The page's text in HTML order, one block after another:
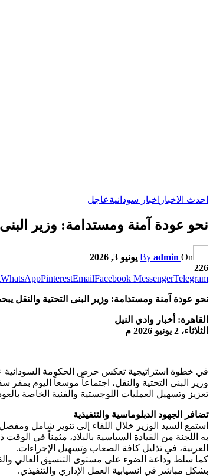
احدث الاخبار اخبار سودانيةعاجل
نحو عودة آمنة ومستدامة: وزير
By admin On
يونيو 3, 2026
226
WhatsAppPinterestEmailFacebook MessengerTelegram
نحو عودة آمنة ومستدامة: وزير البنى التحتية والنقل
القاهرة: أخبار وادي النيل
الثلاثاء، 2 يونيو 2026 م
في خطوة استراتيجية تعكس حرص الحكومة السودانية
وزير البنى التحتية والنقل، اجتماعاً موسعاً اليوم
تعزيز وتسهيل العمليات اللوجستية والفنية الخاصة
تضافر الجهود الدبلوماسية والتنفيذية
استمع السيد الوزير خلال اللقاء إلى تنوير شامل
به اللجنة من القيادة السياسية بالبلاد، مثمناً في
العربية، في تذليل كافة الصعاب وتسهيل الإجراءات.
كما سلط وداعة الضوء على مستوى التنسيق العالي
بشكل مباشر في انسيابية العمل الإداري والتنفيذي.